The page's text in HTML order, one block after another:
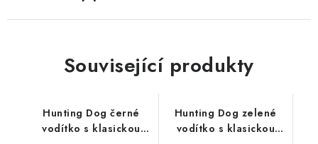
Související produkty
Hunting Dog černé
vodítko s klasickou
Hunting Dog zelené
vodítko s klasickou